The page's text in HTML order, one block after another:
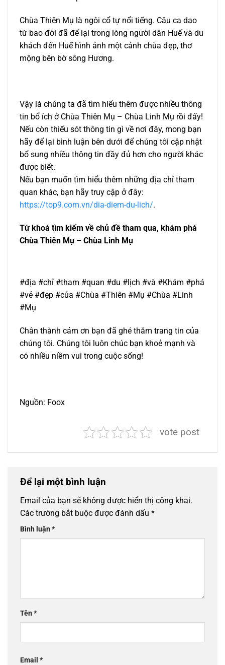
Chùa Thiên Mụ là ngôi cổ tự nổi tiếng. Câu ca dao
từ bao đời đã để lại trong lòng người dân Huế và du
khách đến Huế hình ảnh một cảnh chùa đẹp, thơ
mộng bên bờ sông Hương.
Vậy là chúng ta đã tìm hiểu thêm được nhiều thông
tin bổ ích ở Chùa Thiên Mụ – Chùa Linh Mụ rồi đấy!
Nếu còn thiếu sót thông tin gì về nơi đây, mong bạn
hãy để lại bình luận bên dưới để chúng tôi cập nhật
bổ sung nhiều thông tin đầy đủ hơn cho người khác
được biết.
Nếu bạn muốn tìm hiểu thêm những địa chỉ tham
quan khác, bạn hãy truy cập ở đây:
https://top9.com.vn/dia-diem-du-lich/.
Từ khoá tìm kiếm về chủ đề tham qua, khám phá
Chùa Thiên Mụ – Chùa Linh Mụ
#địa #chỉ #tham #quan #du #lịch #và #Khám #phá
#vẻ #đẹp #của #Chùa #Thiên #Mụ #Chùa #Linh
#Mụ
Chân thành cảm ơn bạn đã ghé thăm trang tin của
chúng tôi. Chúng tôi luôn chúc bạn khoẻ mạnh và
có nhiều niềm vui trong cuộc sống!
Nguồn: Foox
vote post
Để lại một bình luận
Email của bạn sẽ không được hiển thị công khai.
Các trường bắt buộc được đánh dấu *
Bình luận*
Tên*
Email *